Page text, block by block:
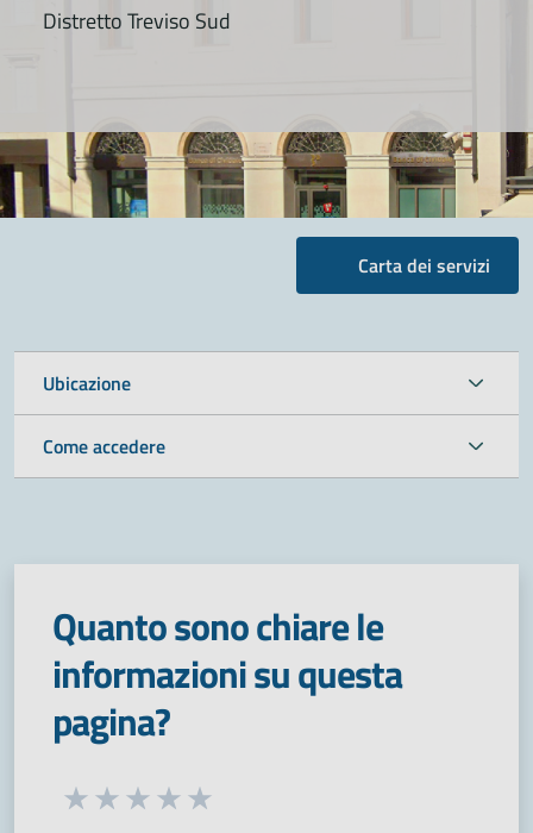
Distretto Treviso Sud
Carta dei servizi
Ubicazione
Come accedere
Quanto sono chiare le
informazioni su questa
pagina?
Seleziona una valutazione da 1 a 5 stelle